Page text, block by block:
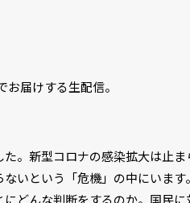
お届けする生配信。
。新型コロナの感染拡大は止ま
いという「危機」の中にいます